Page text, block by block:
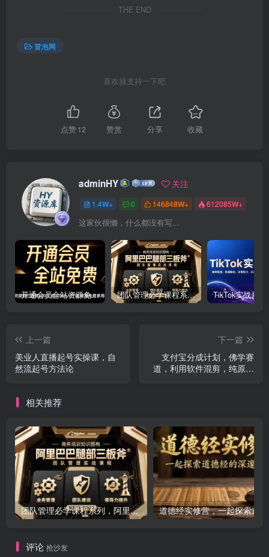
THE END
冒泡网
喜欢就支持一下吧
点赞12 赞赏 分享 收藏
adminHY 关注
1.4W+ 0 146848W+ 612085W+
这家伙很懒，什么都没有写...
开通会员全站资源免费下载 开通VIP会员 HY资源库 团队管理必学课程系列，阿里巴巴“腿部三板斧”
上一篇
美业人直播起号实操课，自
然流起号方法论
下一篇
支付宝分成计划，佛学赛
道，利用软件混剪，纯原创
相关推荐
团队管理必学课程系列，阿里巴巴“腿部三板斧”
评论 抢沙发